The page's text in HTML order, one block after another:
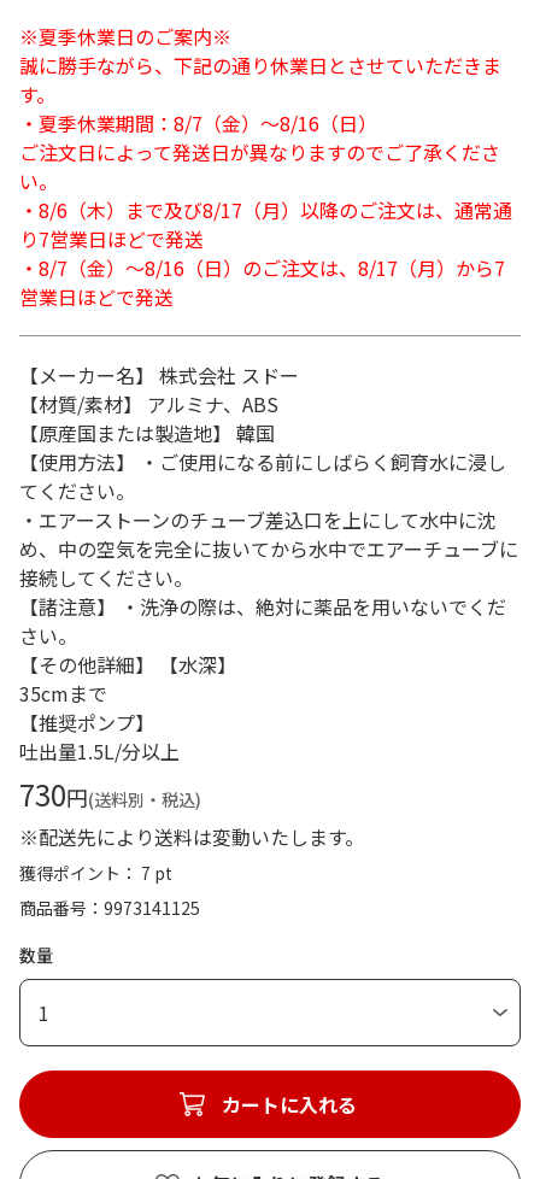
※夏季休業日のご案内※
誠に勝手ながら、下記の通り休業日とさせていただきま
す。
・夏季休業期間：8/7（金）～8/16（日）
ご注文日によって発送日が異なりますのでご了承くださ
い。
・8/6（木）まで及び8/17（月）以降のご注文は、通常通
り7営業日ほどで発送
・8/7（金）～8/16（日）のご注文は、8/17（月）から7
営業日ほどで発送
【メーカー名】 株式会社 スドー
【材質/素材】 アルミナ、ABS
【原産国または製造地】 韓国
【使用方法】 ・ご使用になる前にしばらく飼育水に浸し
てください。
・エアーストーンのチューブ差込口を上にして水中に沈
め、中の空気を完全に抜いてから水中でエアーチューブに
接続してください。
【諸注意】 ・洗浄の際は、絶対に薬品を用いないでくだ
さい。
【その他詳細】 【水深】
35cmまで
【推奨ポンプ】
吐出量1.5L/分以上
730円(送料別・税込)
※配送先により送料は変動いたします。
獲得ポイント： 7 pt
商品番号
9973141125
数量
1
カートに入れる